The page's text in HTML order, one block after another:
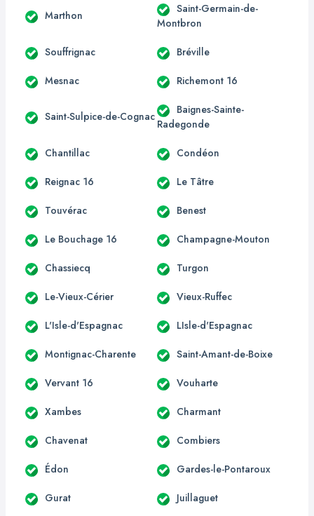
Marthon
Saint-Germain-de-
Montbron
Souffrignac Bréville
Mesnac Richemont 16
Saint-Sulpice-de-Cognac
Baignes-Sainte-
Radegonde
Chantillac Condéon
Reignac 16 Le Tâtre
Touvérac Benest
Le Bouchage 16 Champagne-Mouton
Chassiecq Turgon
Le-Vieux-Cérier Vieux-Ruffec
L'Isle-d'Espagnac LIsle-d'Espagnac
Montignac-Charente Saint-Amant-de-Boixe
Vervant 16 Vouharte
Xambes Charmant
Chavenat Combiers
Édon Gardes-le-Pontaroux
Gurat Juillaguet